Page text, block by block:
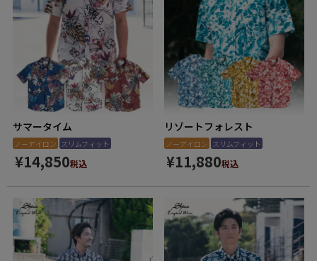
サマータイム
ノーアイロン スリムフィット
¥14,850税込
リゾートフォレスト
ノーアイロン スリムフィット
¥11,880税込